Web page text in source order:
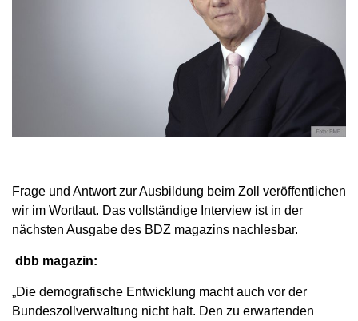
Frage und Antwort zur Ausbildung beim Zoll veröffentlichen
wir im Wortlaut. Das vollständige Interview ist in der
nächsten Ausgabe des BDZ magazins nachlesbar.
dbb magazin:
„Die demografische Entwicklung macht auch vor der
Bundeszollverwaltung nicht halt. Den zu erwartenden